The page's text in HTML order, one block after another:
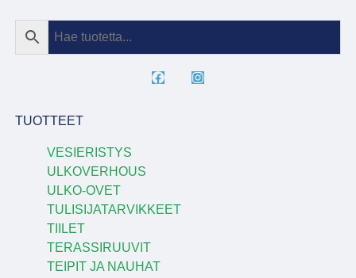
TUOTTEET
VESIERISTYS
ULKOVERHOUS
ULKO-OVET
TULISIJATARVIKKEET
TIILET
TERASSIRUUVIT
TEIPIT JA NAUHAT